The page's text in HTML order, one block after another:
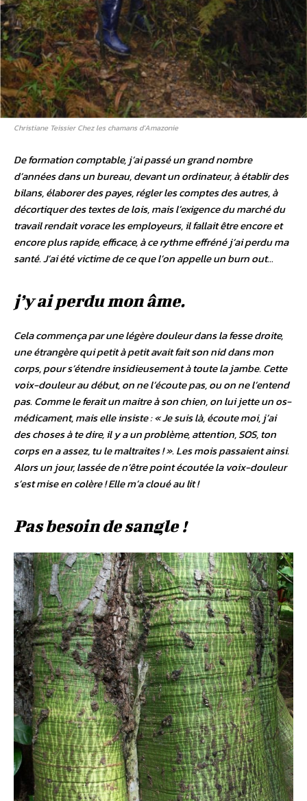
Christiane Teissier Chez les chamans d’Amazonie
De formation comptable, j’ai passé un grand nombre
d’années dans un bureau, devant un ordinateur, à établir des
bilans, élaborer des payes, régler les comptes des autres, à
décortiquer des textes de lois, mais l’exigence du marché du
travail rendait vorace les employeurs, il fallait être encore et
encore plus rapide, efficace, à ce rythme effréné j’ai perdu ma
santé. J’ai été victime de ce que l’on appelle un burn out…
j’y ai perdu mon âme.
Cela commença par une légère douleur dans la fesse droite,
une étrangère qui petit à petit avait fait son nid dans mon
corps, pour s’étendre insidieusement à toute la jambe. Cette
voix-douleur au début, on ne l’écoute pas, ou on ne l’entend
pas. Comme le ferait un maitre à son chien, on lui jette un os-
médicament, mais elle insiste : «Je suis là, écoute moi, j’ai
des choses à te dire, il y a un problème, attention, SOS, ton
corps en a assez, tu le maltraites !». Les mois passaient ainsi.
Alors un jour, lassée de n’être point écoutée la voix-douleur
s’est mise en colère ! Elle m’a cloué au lit !
Pas besoin de sangle !